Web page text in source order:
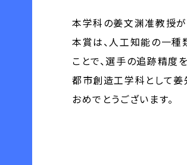
本学科の姜文渊准教授
本賞は、人工知能の一種
ことで、選手の追跡精度
都市創造工学科として姜
おめでとうございます。